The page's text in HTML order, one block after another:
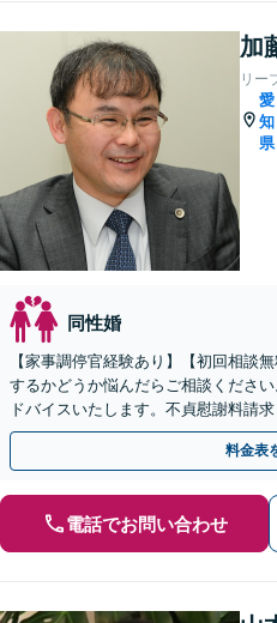
加
リー
愛
知
県
同性婚
【家事調停官経験あり】【初回相談
するかどうか悩んだらご相談くださ
ドバイスいたします。不貞慰謝料請
／親権／モラハラ被害【完全個室】
料金表
電話でお問い合わせ